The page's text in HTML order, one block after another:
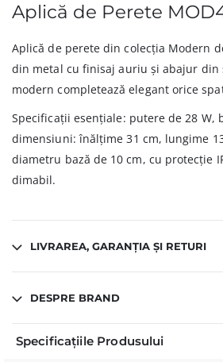
Aplică de Perete
Aplică de perete din colecția Modern
din metal cu finisaj auriu și abajur din
modern completează elegant orice
Specificații esențiale: putere de 28 W,
dimensiuni: înălțime 31 cm, lungime
diametru bază de 10 cm, cu protecție
dimabil.
LIVRAREA, GARANȚIA ȘI RETURI
DESPRE BRAND
Specificațiile Produsului